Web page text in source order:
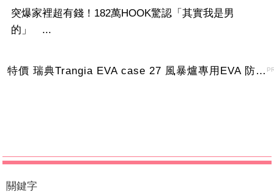
突爆家裡超有錢！182萬HOOK驚認「其實我是男
的」 ...
特價 瑞典Trangia EVA case 27 風暴爐專用EVA 防護外盒(小)-黑
關鍵字